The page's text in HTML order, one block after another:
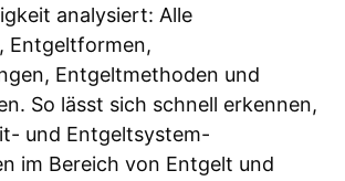
analysiert: Alle
Entgeltformen,
Entgeltmethoden und
So lässt sich schnell erkennen,
und Entgeltsystem-
im Bereich von Entgelt und